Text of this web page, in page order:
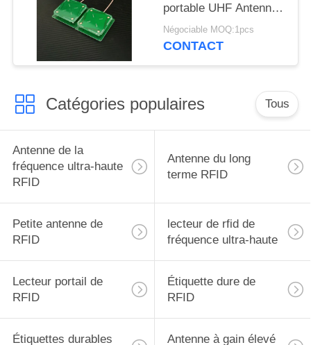
POLITIQUE
CONFIDENTIALITÉ
portable UHF Antenne
RFID UHF à
polarisation circulaire
Négociable MOQ:1pcs
CONTACT
Catégories populaires Tous
Antenne de la
fréquence ultra-haute
RFID
Antenne du long
terme RFID
Petite antenne de
RFID
lecteur de rfid de
fréquence ultra-haute
Lecteur portail de
RFID
Étiquette dure de
RFID
Étiquettes durables Antenne à gain élevé